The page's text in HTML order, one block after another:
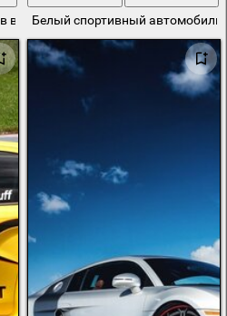
в красочном раскраске
Белый спортивный автомобиль